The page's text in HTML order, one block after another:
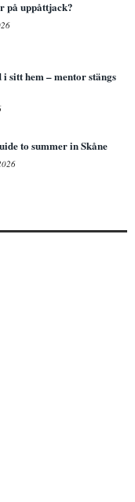
på uppåttjack?
sitt hem – mentor stängs
to summer in Skåne